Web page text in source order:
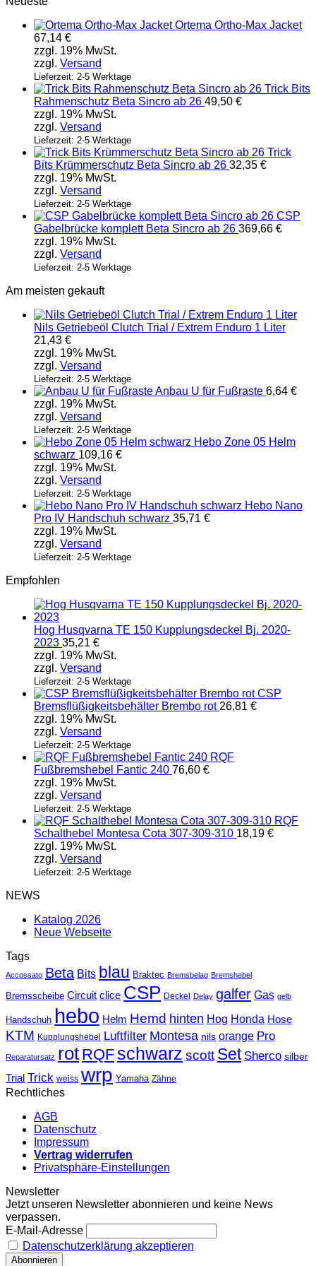
Ortema Ortho-Max Jacket
67,14 €
zzgl. 19% MwSt.
zzgl. Versand
Lieferzeit: 2-5 Werktage
Trick Bits
Rahmenschutz Beta Sincro ab 26 49,50 €
zzgl. 19% MwSt.
zzgl. Versand
Lieferzeit: 2-5 Werktage
Trick
Bits Krümmerschutz Beta Sincro ab 26 32,35 €
zzgl. 19% MwSt.
zzgl. Versand
Lieferzeit: 2-5 Werktage
CSP
Gabelbrücke komplett Beta Sincro ab 26 369,66 €
zzgl. 19% MwSt.
zzgl. Versand
Lieferzeit: 2-5 Werktage
Am meisten gekauft
Nils Getriebeöl Clutch Trial / Extrem Enduro 1 Liter
21,43 €
zzgl. 19% MwSt.
zzgl. Versand
Lieferzeit: 2-5 Werktage
Anbau U für Fußraste 6,64 €
zzgl. 19% MwSt.
zzgl. Versand
Lieferzeit: 2-5 Werktage
Hebo Zone 05 Helm
schwarz 109,16 €
zzgl. 19% MwSt.
zzgl. Versand
Lieferzeit: 2-5 Werktage
Hebo Nano
Pro IV Handschuh schwarz 35,71 €
zzgl. 19% MwSt.
zzgl. Versand
Lieferzeit: 2-5 Werktage
Empfohlen
Hog Husqvarna TE 150 Kupplungsdeckel Bj. 2020-
2023 35,21 €
zzgl. 19% MwSt.
zzgl. Versand
Lieferzeit: 2-5 Werktage
CSP
Bremsflüßigkeitsbehälter Brembo rot 26,81 €
zzgl. 19% MwSt.
zzgl. Versand
Lieferzeit: 2-5 Werktage
RQF
Fußbremshebel Fantic 240 76,60 €
zzgl. 19% MwSt.
zzgl. Versand
Lieferzeit: 2-5 Werktage
RQF
Schalthebel Montesa Cota 307-309-310 18,19 €
zzgl. 19% MwSt.
zzgl. Versand
Lieferzeit: 2-5 Werktage
NEWS
Katalog 2026
Neue Webseite
Tags
Accossato Beta Bits blau Braktec Bremsbelag Bremshebel
Bremsscheibe Circuit clice CSP Deckel Delay galfer Gas gelb
Handschuh hebo Helm Hemd hinten Hog Honda Hose
KTM Kupplungshebel Luftfilter Montesa nils orange Pro
Reparatursatz rot RQF schwarz scott Set Sherco silber
Trial Trick weiss wrp Yamaha Zähne
Rechtliches
AGB
Datenschutz
Impressum
Vertrag widerrufen
Privatsphäre-Einstellungen
Newsletter
Jetzt unseren Newsletter abonnieren und keine News
verpassen.
E-Mail-Adresse
Datenschutzerklärung akzeptieren